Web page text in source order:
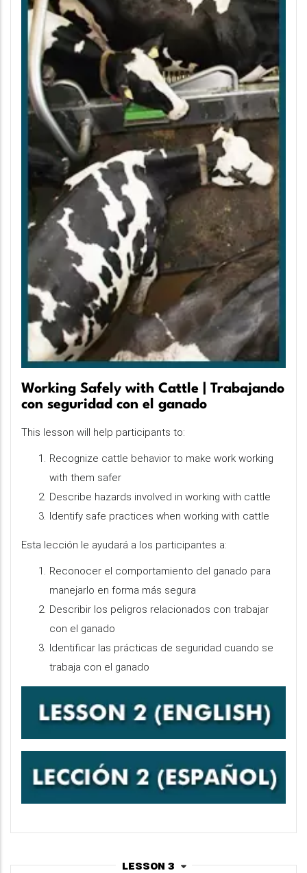
Working Safely with Cattle | Trabajando
con seguridad con el ganado
This lesson will help participants to:
Recognize cattle behavior to make work working
with them safer
Describe hazards involved in working with cattle
Identify safe practices when working with cattle
Esta lección le ayudará a los participantes a:
Reconocer el comportamiento del ganado para
manejarlo en forma más segura
Describir los peligros relacionados con trabajar
con el ganado
Identificar las prácticas de seguridad cuando se
trabaja con el ganado
Lesson 3